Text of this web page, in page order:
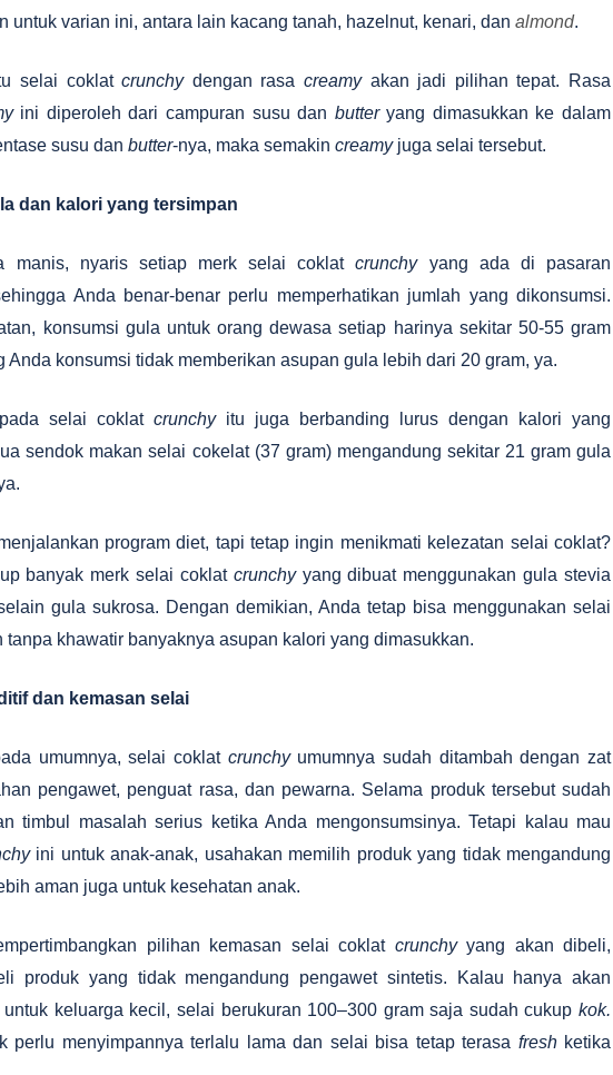
untuk varian ini, antara lain kacang tanah, hazelnut, kenari, dan almond.
selai coklatcrunchy dengan rasacreamy akan jadi pilihan tepat. Rasa
ini diperoleh dari campuran susu dan butteryang dimasukkan ke dalam
susu dan butter-nya, maka semakin creamy juga selai tersebut.
dan kalori yang tersimpan
manis, nyaris setiap merk selai coklatcrunchy yang ada di pasaran
Anda benar-benar perlu memperhatikan jumlah yang dikonsumsi.
konsumsi gula untuk orang dewasa setiap harinya sekitar 50-55 gram
konsumsi tidak memberikan asupan gula lebih dari 20 gram, ya.
selai coklat crunchy itu juga berbanding lurus dengan kalori yang
sendok makan selai cokelat (37 gram) mengandung sekitar 21 gram gula
program diet, tapi tetap ingin menikmati kelezatan selai coklat?
banyak merk selai coklat crunchy yang dibuat menggunakan gula stevia
gula sukrosa. Dengan demikian, Anda tetap bisa menggunakan selai
khawatir banyaknya asupan kalori yang dimasukkan.
dan kemasan selai
umumnya, selai coklat crunchy umumnya sudah ditambah dengan zat
pengawet, penguat rasa, dan pewarna. Selama produk tersebut sudah
timbul masalah serius ketika Anda mengonsumsinya. Tetapi kalau mau
ini untuk anak-anak, usahakan memilih produk yang tidak mengandung
aman juga untuk kesehatan anak.
pilihan kemasan selai coklat crunchy yang akan dibeli,
produk yang tidak mengandung pengawet sintetis. Kalau hanya akan
keluarga kecil, selai berukuran 100–300 gram saja sudah cukup kok.
perlu menyimpannya terlalu lama dan selai bisa tetap terasa fresh ketika